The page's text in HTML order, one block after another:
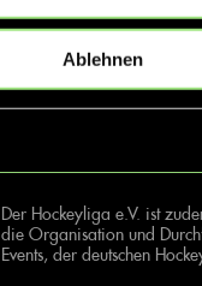
Ablehnen
Kontakt
Der Hockeyliga e.V. ist
die Organisation und
Events, der deutschen